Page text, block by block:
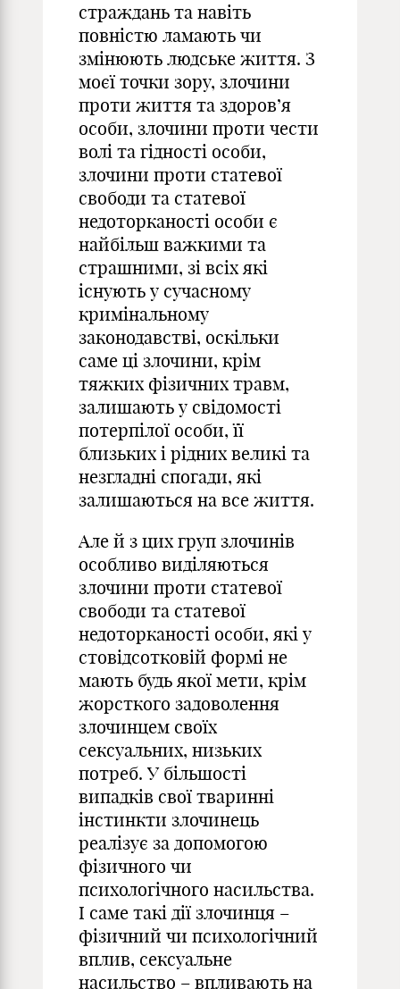
страждань та навіть
повністю ламають чи
змінюють людське життя. З
моєї точки зору, злочини
проти життя та здоров’я
особи, злочини проти чести
волі та гідності особи,
злочини проти статевої
свободи та статевої
недоторканості особи є
найбільш важкими та
страшними, зі всіх які
існують у сучасному
кримінальному
законодавстві, оскільки
саме ці злочини, крім
тяжких фізичних травм,
залишають у свідомості
потерпілої особи, її
близьких і рідних великі та
незгладні спогади, які
залишаються на все життя.
Але й з цих груп злочинів
особливо виділяються
злочини проти статевої
свободи та статевої
недоторканості особи, які у
стовідсотковій формі не
мають будь якої мети, крім
жорсткого задоволення
злочинцем своїх
сексуальних, низьких
потреб. У більшості
випадків свої тваринні
інстинкти злочинець
реалізує за допомогою
фізичного чи
психологічного насильства.
І саме такі дії злочинця –
фізичний чи психологічний
вплив, сексуальне
насильство – впливають на